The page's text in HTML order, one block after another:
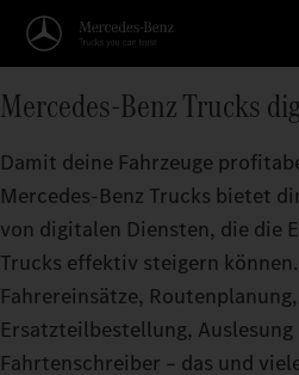
Mercedes‑Benz Trucks
Damit deine Fahrzeuge
Mercedes‑Benz Trucks bietet
von digitalen Diensten, die die
Trucks effektiv steigern
Fahrereinsätze,
Ersatzteilbestellung, Auslesung
Fahrtenschreiber – das und